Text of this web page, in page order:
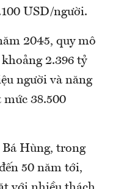
USD/người.
2045, quy mô
2.396 tỷ
người và năng
38.500
Bá Hùng, trong
50 năm tới,